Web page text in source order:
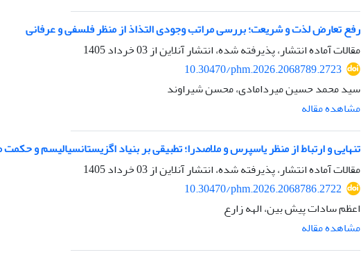
رفع تعارض لذت و شریعت؛ بررسی مراتب وجودی التذاذ از منظر فلسفی و عرفانی
مقالات آماده انتشار، پذیرفته شده، انتشار آنلاین از03 خرداد 1405
10.30470/phm.2026.2068789.2723
سید محمد حسین میردامادی، محسن شیراوند
مشاهده مقاله
تنهایی و ارتباط از منظر یاسپرس و ملاصدرا؛ تطبیقی بر بنیاد اگزیستانسیالیسم و حکمت
مقالات آماده انتشار، پذیرفته شده، انتشار آنلاین از03 خرداد 1405
10.30470/phm.2026.2068786.2722
اعظم سادات پیش بین، الهه زارع
مشاهده مقاله